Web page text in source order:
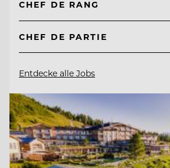
CHEF DE RANG
CHEF DE PARTIE
Entdecke alle Jobs